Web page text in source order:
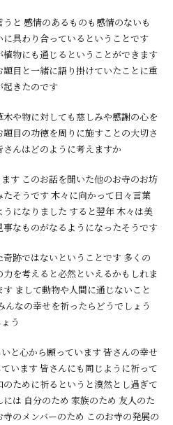
と 感情のあるものも感情のないも
具わり合っているということです
物にも通じるということができます
目と一緒に語り掛けていたことに重
起きたのです
や物に対しても慈しみや感謝の心を
目の功徳を周りに施すことの大切さ
んはどのように考えますか
す このお話を聞いた他のお寺のお坊
そうです 木々に向かって日々言葉
になりました すると翌年 木々は美
なものがなるようになったそうです
跡ではないということです 多くの
を考えると必然といえるかもしれま
まして動物や人間に通じないこと
んなの幸せを祈ったらどうでしょう
う
と心から願っています 皆さんの幸せ
います 皆さんにも同じように祈って
ために祈るというと漠然とし過ぎて
は 自分のため 家族のため 友人のた
のメンバーのため このお寺の発展の